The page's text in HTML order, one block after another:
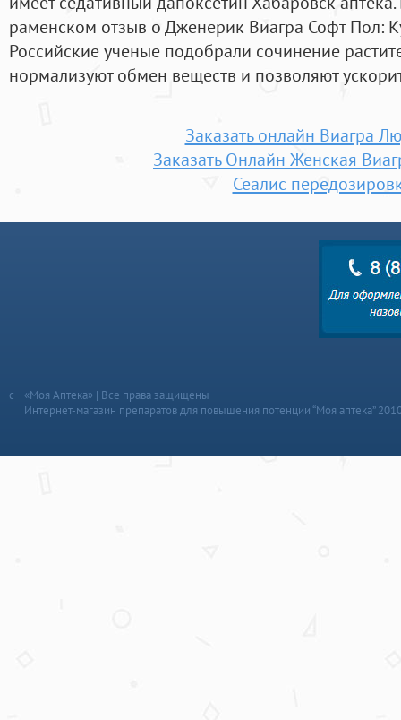
раменском отзыв о Дженерик Виагра Софт Пол:
Российские ученые подобрали сочинение
нормализуют обмен веществ и позволяют
Заказать онлайн Виагра
Заказать Онлайн Женская
Сеалис
«Моя Аптека» | Все права защищены
Интернет-магазин препаратов для повышения потенции “Моя аптека”